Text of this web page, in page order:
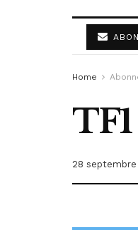
Home
28 septembre